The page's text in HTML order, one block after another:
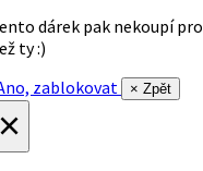
dárek pak nekoupí pro
ty :)
zablokovat
× Zpět